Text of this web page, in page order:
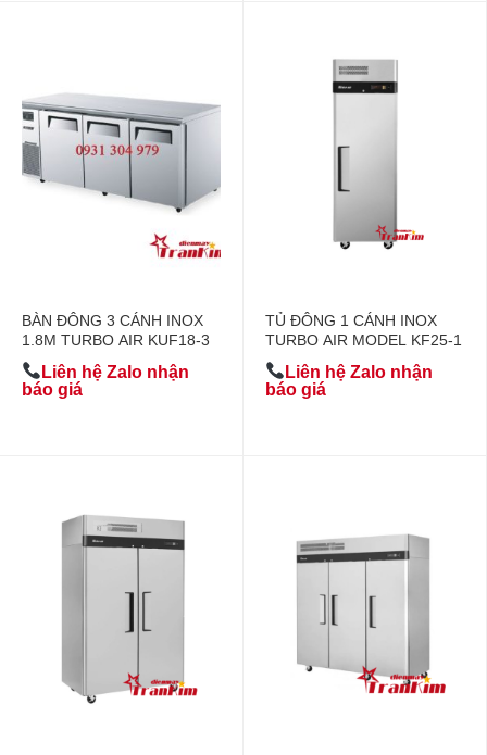
BÀN ĐÔNG 3 CÁNH INOX
1.8M TURBO AIR KUF18-3
Liên hệ Zalo nhận
báo giá
TỦ ĐÔNG 1 CÁNH INOX
TURBO AIR MODEL KF25-1
Liên hệ Zalo nhận
báo giá